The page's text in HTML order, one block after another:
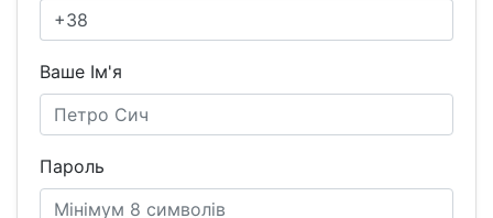
Ваше Ім'я
Пароль